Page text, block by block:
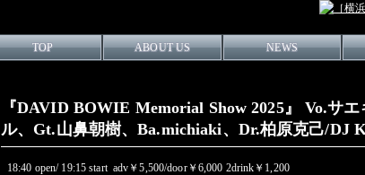
TOP ABOUT US NEWS
『DAVID BOWIE Memorial Show 2025』 Vo.サ
ル、Gt.山鼻朝樹、Ba.michiaki、Dr.柏原克己/DJ
18:40 open/ 19:15 start adv￥5,500/door￥6,000 2drink￥1,200